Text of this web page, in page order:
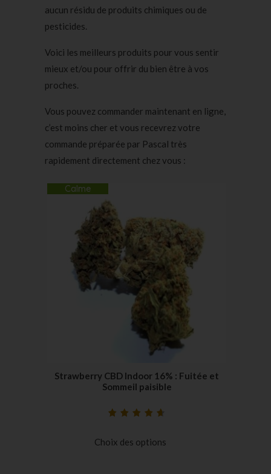
aucun résidu de produits chimiques ou de
pesticides.
Voici les meilleurs produits pour vous sentir
mieux et/ou pour offrir du bien être à vos
proches.
Vous pouvez commander maintenant en ligne,
c’est moins cher et vous recevrez votre
commande préparée par Pascal très
rapidement directement chez vous :
Calme
Strawberry CBD Indoor 16% : Fuitée et
Sommeil paisible
notations
Choix des options